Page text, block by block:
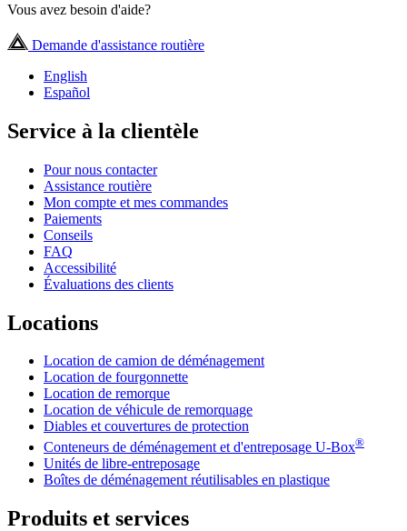
Vous avez besoin d'aide?
Demande d'assistance routière
English
Español
Service à la clientèle
Pour nous contacter
Assistance routière
Mon compte et mes commandes
Paiements
Conseils
FAQ
Accessibilité
Évaluations des clients
Locations
Location de camion de déménagement
Location de fourgonnette
Location de remorque
Location de véhicule de remorquage
Diables et couvertures de protection
Conteneurs de déménagement et d'entreposage U-Box®
Unités de libre-entreposage
Boîtes de déménagement réutilisables en plastique
Produits et services